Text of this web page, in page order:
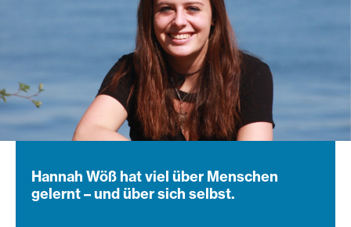
Hannah Wöß hat viel über Menschen
gelernt – und über sich selbst.